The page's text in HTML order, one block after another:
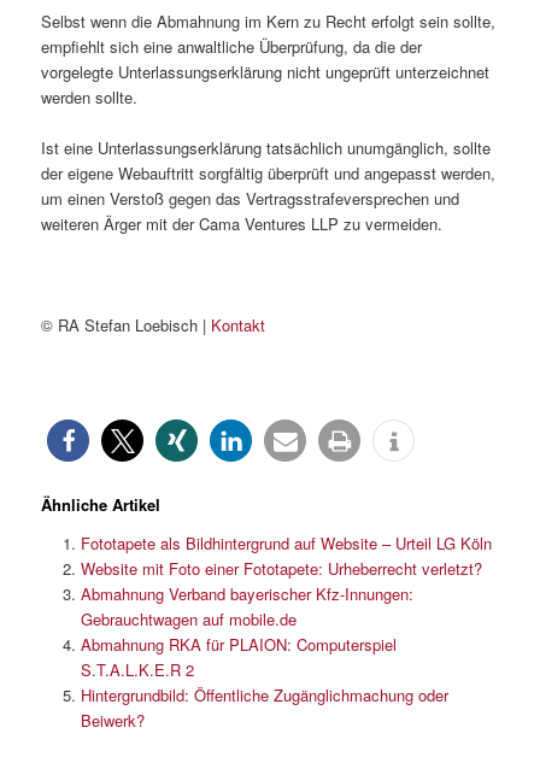
Selbst wenn die Abmahnung im Kern zu Recht erfolgt sein sollte,
empfiehlt sich eine anwaltliche Überprüfung, da die der
vorgelegte Unterlassungserklärung nicht ungeprüft unterzeichnet
werden sollte.
Ist eine Unterlassungserklärung tatsächlich unumgänglich, sollte
der eigene Webauftritt sorgfältig überprüft und angepasst werden,
um einen Verstoß gegen das Vertragsstrafeversprechen und
weiteren Ärger mit der Cama Ventures LLP zu vermeiden.
© RA Stefan Loebisch | Kontakt
Ähnliche Artikel
Fototapete als Bildhintergrund auf Website – Urteil LG Köln
Website mit Foto einer Fototapete: Urheberrecht verletzt?
Abmahnung Verband bayerischer Kfz-Innungen:
Gebrauchtwagen auf mobile.de
Abmahnung RKA für PLAION: Computerspiel
S.T.A.L.K.E.R 2
Hintergrundbild: Öffentliche Zugänglichmachung oder
Beiwerk?